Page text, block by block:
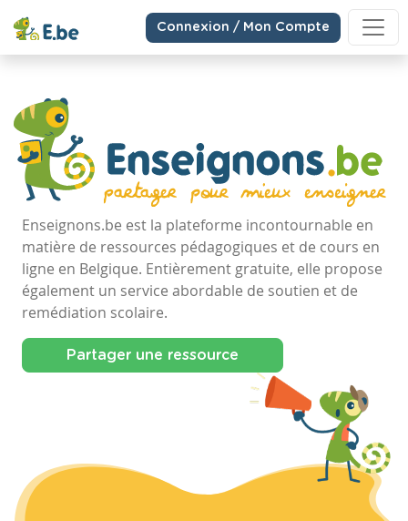
Connexion / Mon Compte
Enseignons.be est la plateforme incontournable en
matière de ressources pédagogiques et de cours en
ligne en Belgique. Entièrement gratuite, elle propose
également un service abordable de soutien et de
remédiation scolaire.
Partager une ressource